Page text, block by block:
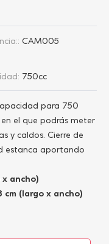
para 750
en el que podrás meter
y caldos. Cierre de
estanca aportando
x ancho)
cm (largo x ancho)
CAM005
750cc